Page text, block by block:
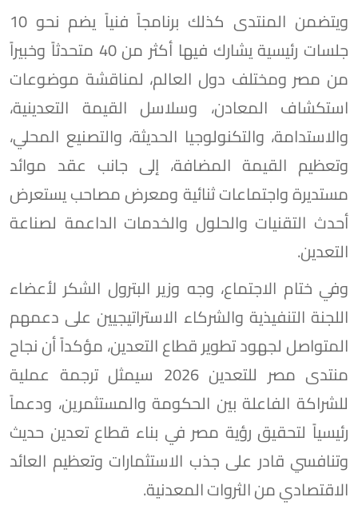
ويتضمن المنتدى كذلك برنامجاً فنياً يضم نحو 10
جلسات رئيسية يشارك فيها أكثر من 40 متحدثاً وخبيراً
من مصر ومختلف دول العالم، لمناقشة موضوعات
استكشاف المعادن، وسلاسل القيمة التعدينية،
والاستدامة، والتكنولوجيا الحديثة، والتصنيع المحلي،
وتعظيم القيمة المضافة، إلى جانب عقد موائد
مستديرة واجتماعات ثنائية ومعرض مصاحب يستعرض
أحدث التقنيات والحلول والخدمات الداعمة لصناعة
التعدين.
وفي ختام الاجتماع، وجه وزير البترول الشكر لأعضاء
اللجنة التنفيذية والشركاء الاستراتيجيين على دعمهم
المتواصل لجهود تطوير قطاع التعدين، مؤكداً أن نجاح
منتدى مصر للتعدين 2026 سيمثل ترجمة عملية
للشراكة الفاعلة بين الحكومة والمستثمرين، ودعماً
رئيسياً لتحقيق رؤية مصر في بناء قطاع تعدين حديث
وتنافسي قادر على جذب الاستثمارات وتعظيم العائد
الاقتصادي من الثروات المعدنية.